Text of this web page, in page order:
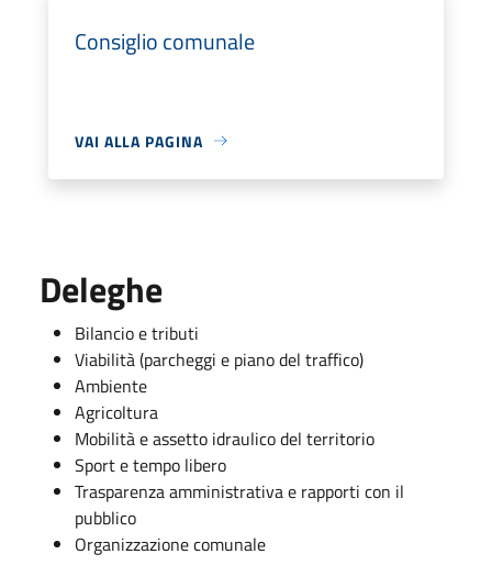
Consiglio comunale
VAI ALLA PAGINA
Deleghe
Bilancio e tributi
Viabilità (parcheggi e piano del traffico)
Ambiente
Agricoltura
Mobilità e assetto idraulico del territorio
Sport e tempo libero
Trasparenza amministrativa e rapporti con il
pubblico
Organizzazione comunale